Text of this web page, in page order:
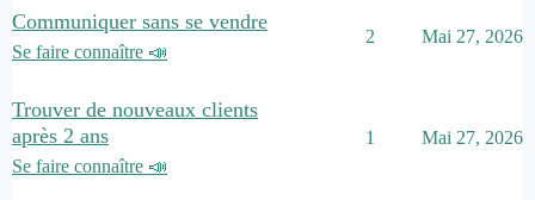
Communiquer sans se vendre
Se faire connaître 📣
2 Mai 27, 2026
Trouver de nouveaux clients
après 2 ans
Se faire connaître 📣
1 Mai 27, 2026